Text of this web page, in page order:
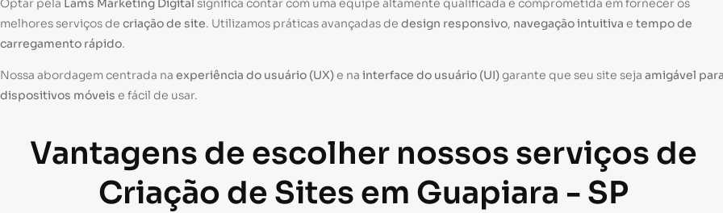
Optar pela Lams Marketing Digital significa contar com uma equipe altamente qualificada e comprometida em fornecer os
melhores serviços de criação de site. Utilizamos práticas avançadas de design responsivo, navegação intuitiva e tempo de
carregamento rápido.
Nossa abordagem centrada na experiência do usuário (UX)e na interface do usuário (UI)garante que seu site seja amigável
dispositivos móveis e fácil de usar.
Vantagens de escolher nossos serviços de
Criação de Sites em Guapiara - SP